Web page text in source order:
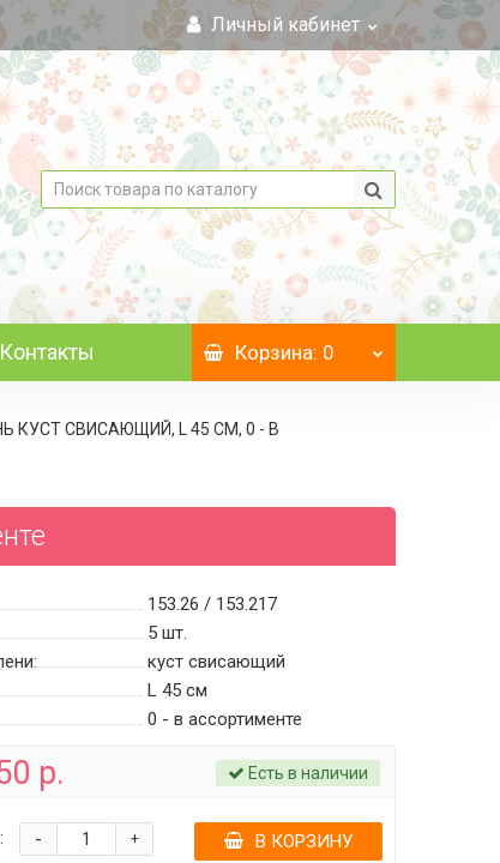
Личный кабинет
Контакты Корзина: 0
КУСТ СВИСАЮЩИЙ, L 45 СМ, 0 - В
153.26 / 153.217
5 шт.
куст свисающий
L 45 см
0 - в ассортименте
р. Есть в наличии
+
- В КОРЗИНУ